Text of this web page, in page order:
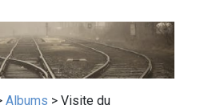
Albums
Visite du